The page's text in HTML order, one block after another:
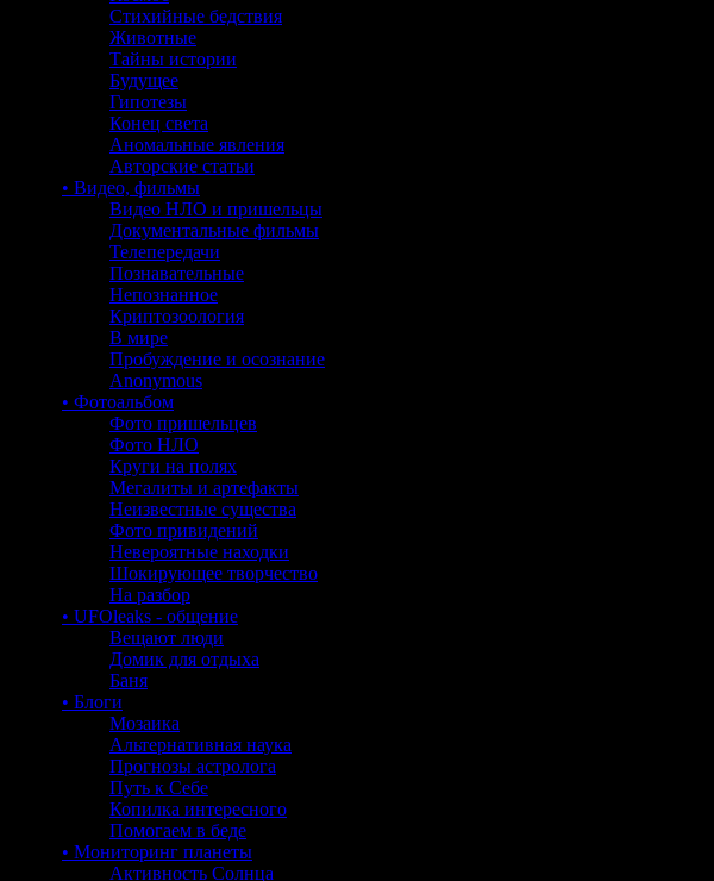
Стихийные бедствия
Животные
Тайны истории
Будущее
Гипотезы
Конец света
Аномальные явления
Авторские статьи
• Видео, фильмы
Видео НЛО и пришельцы
Документальные фильмы
Телепередачи
Познавательные
Непознанное
Криптозоология
В мире
Пробуждение и осознание
Anonymous
• Фотоальбом
Фото пришельцев
Фото НЛО
Круги на полях
Мегалиты и артефакты
Неизвестные существа
Фото привидений
Невероятные находки
Шокирующее творчество
На разбор
• UFOleaks - общение
Вещают люди
Домик для отдыха
Баня
• Блоги
Мозаика
Альтернативная наука
Прогнозы астролога
Путь к Себе
Копилка интересного
Помогаем в беде
• Мониторинг планеты
Активность Солнца